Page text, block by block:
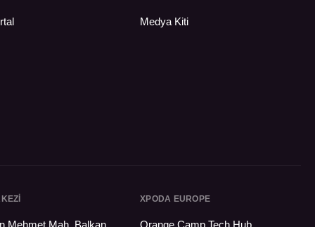
Medya Kiti
Mehmet Mah. Balkan
XPODA EUROPE
Orange Camp Tech Hub